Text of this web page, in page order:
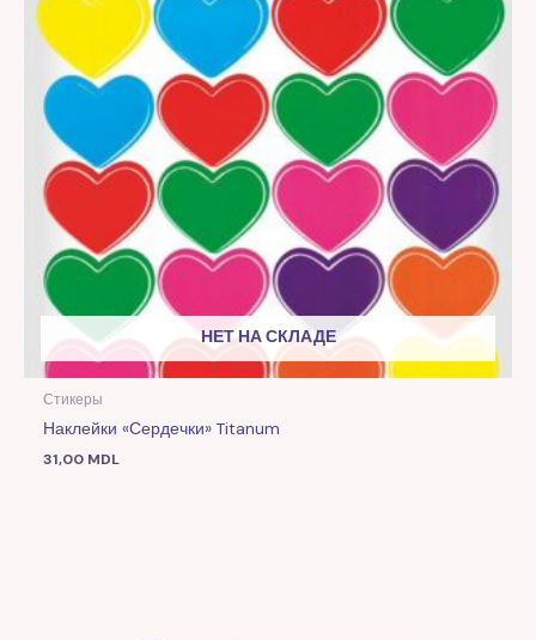
НЕТ НА СКЛАДЕ
Стикеры
Наклейки «Сердечки» Titanum
31,00 MDL